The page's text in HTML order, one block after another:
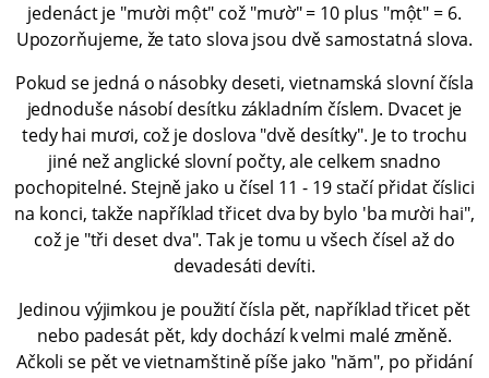
jedenáct je "mười một" což "mườ" = 10 plus "một" = 6.
Upozorňujeme, že tato slova jsou dvě samostatná slova.
Pokud se jedná o násobky deseti, vietnamská slovní čísla
jednoduše násobí desítku základním číslem. Dvacet je
tedy hai mươi, což je doslova "dvě desítky". Je to trochu
jiné než anglické slovní počty, ale celkem snadno
pochopitelné. Stejně jako u čísel 11 - 19 stačí přidat číslici
na konci, takže například třicet dva by bylo 'ba mười hai",
což je "tři deset dva". Tak je tomu u všech čísel až do
devadesáti devíti.
Jedinou výjimkou je použití čísla pět, například třicet pět
nebo padesát pět, kdy dochází k velmi malé změně.
Ačkoli se pět ve vietnamštině píše jako "năm", po přidání